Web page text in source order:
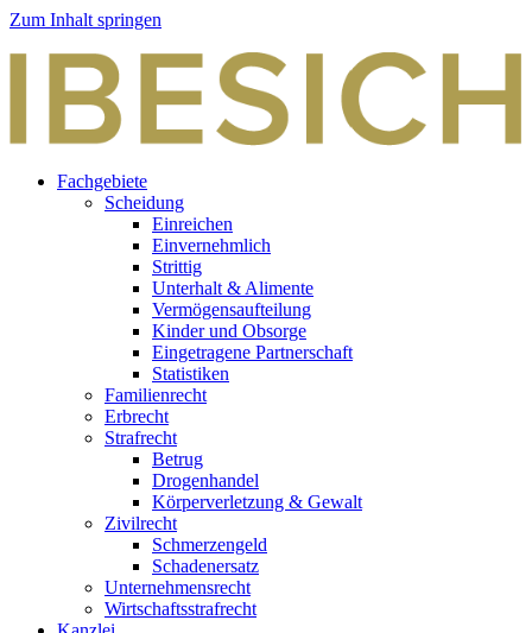
Zum Inhalt springen
Fachgebiete
Scheidung
Einreichen
Einvernehmlich
Strittig
Unterhalt & Alimente
Vermögensaufteilung
Kinder und Obsorge
Eingetragene Partnerschaft
Statistiken
Familienrecht
Erbrecht
Strafrecht
Betrug
Drogenhandel
Körperverletzung & Gewalt
Zivilrecht
Schmerzengeld
Schadenersatz
Unternehmensrecht
Wirtschaftsstrafrecht